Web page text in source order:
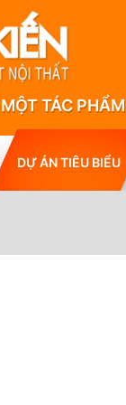
TÁC PHẨM
DỰ ÁN TIÊU BIỂU